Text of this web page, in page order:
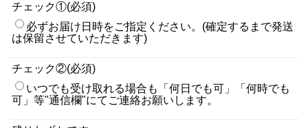
チェック①(必須)
必ずお届け日時をご指定ください。(確定するまで発送
は保留させていただきます)
チェック②(必須)
いつでも受け取れる場合も「何日でも可」「何時でも
可」等"通信欄"にてご連絡お願いします。